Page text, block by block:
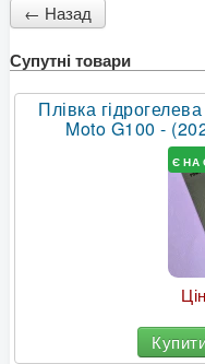
Супутні товари
Плівка
Moto G100 -
Є НА